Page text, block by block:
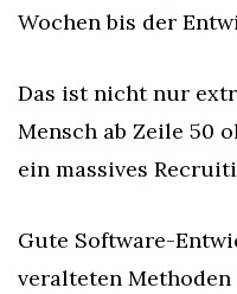
Wochen bis der
Das ist nicht nur
Mensch ab Zeile 50
ein massives
Gute Software-
veralteten